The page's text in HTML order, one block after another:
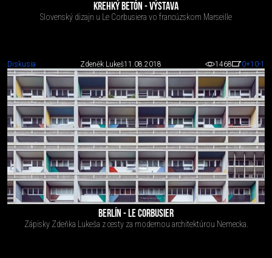
KREHKÝ BETÓN - VÝSTAVA
Slovenský dizajn u Le Corbusiera vo francúzskom Marseille
Diskusia Zdeněk Lukeš11.08.2018 1468 0+10-1
BERLÍN - LE CORBUSIER
Zápisky Zdeňka Lukeša z cesty za modernou architektúrou Nemecka.